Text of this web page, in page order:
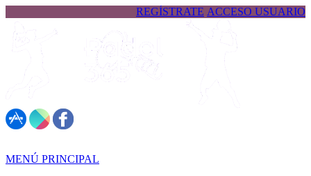
REGÍSTRATE ACCESO USUARIO
MENÚ PRINCIPAL